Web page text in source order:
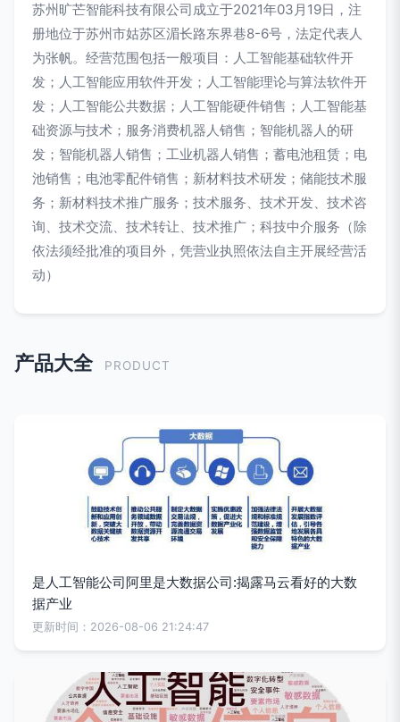
苏州旷芒智能科技有限公司成立于2021年03月19日，注
册地位于苏州市姑苏区湄长路东界巷8-6号，法定代表人
为张帆。经营范围包括一般项目：人工智能基础软件开
发；人工智能应用软件开发；人工智能理论与算法软件开
发；人工智能公共数据；人工智能硬件销售；人工智能基
础资源与技术；服务消费机器人销售；智能机器人的研
发；智能机器人销售；工业机器人销售；蓄电池租赁；电
池销售；电池零配件销售；新材料技术研发；储能技术服
务；新材料技术推广服务；技术服务、技术开发、技术咨
询、技术交流、技术转让、技术推广；科技中介服务（除
依法须经批准的项目外，凭营业执照依法自主开展经营活
动）
产品大全 PRODUCT
是人工智能公司阿里是大数据公司:揭露马云看好的大数
据产业
更新时间：2026-08-06 21:24:47